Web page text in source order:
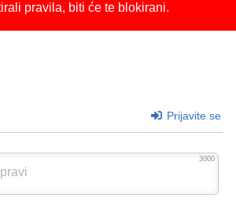
pravila, biti će te blokirani.
Prijavite se
3000